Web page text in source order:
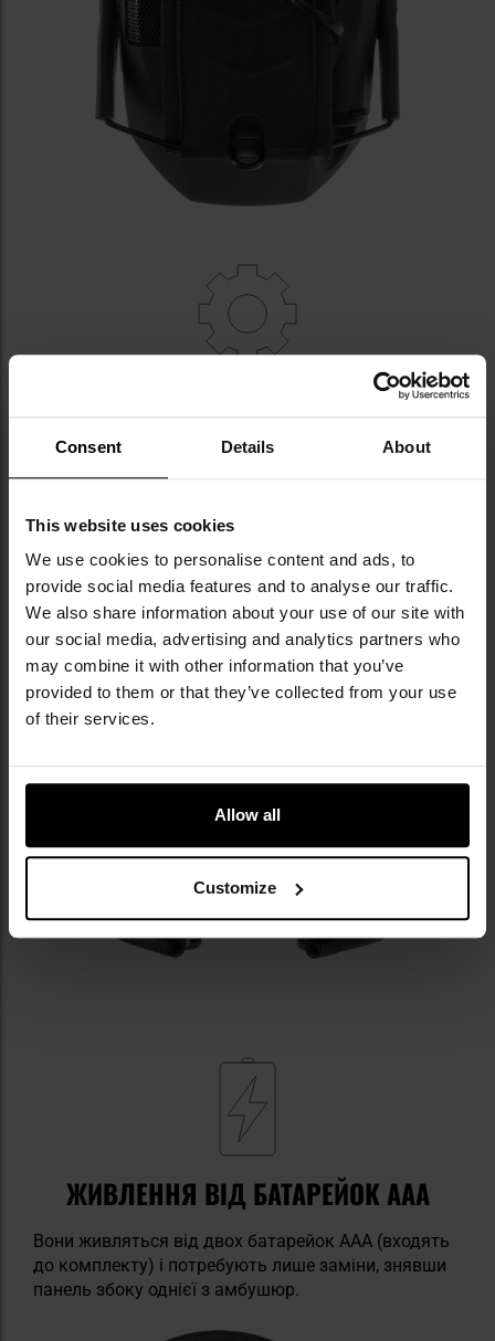
Consent Details About
This website uses cookies
We use cookies to personalise content and ads, to
provide social media features and to analyse our traffic.
We also share information about your use of our site with
our social media, advertising and analytics partners who
may combine it with other information that you’ve
provided to them or that they’ve collected from your use
of their services.
Allow all
Customize
АУДІОВХІД, РЕГУЛЮВАННЯ
ГУЧНОСТІ
Аудіовхід 3,5 мм
телефон або радіо. Рифлений коліщаток дозволяє
вмикати та регулювати гучність.
ЖИВЛЕННЯ ВІД БАТАРЕЙОК AAA
Вони живляться від двох батарейок AAA (входять
до комплекту) і потребують лише заміни, знявши
панель збоку однієї з амбушюр.